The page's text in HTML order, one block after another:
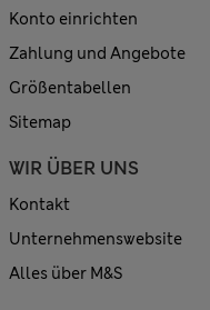
Konto einrichten
Zahlung und Angebote
Größentabellen
Sitemap
WIR ÜBER UNS
Kontakt
Unternehmenswebsite
Alles über M&S